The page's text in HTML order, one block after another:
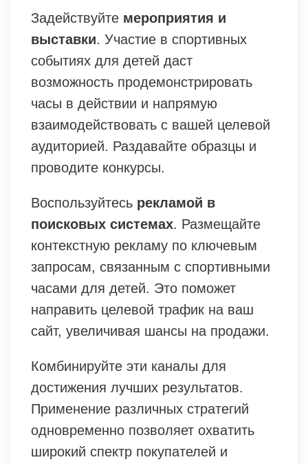
Задействуйте мероприятия и
выставки. Участие в спортивных
событиях для детей даст
возможность продемонстрировать
часы в действии и напрямую
взаимодействовать с вашей целевой
аудиторией. Раздавайте образцы и
проводите конкурсы.
Воспользуйтесь рекламой в
поисковых системах. Размещайте
контекстную рекламу по ключевым
запросам, связанным с спортивными
часами для детей. Это поможет
направить целевой трафик на ваш
сайт, увеличивая шансы на продажи.
Комбинируйте эти каналы для
достижения лучших результатов.
Применение различных стратегий
одновременно позволяет охватить
широкий спектр покупателей и